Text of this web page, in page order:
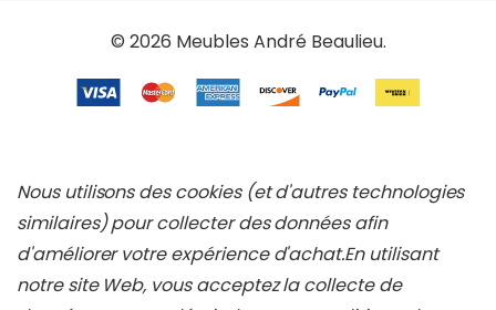
© 2026 Meubles André Beaulieu.
Nous utilisons des cookies (et d'autres technologies
similaires) pour collecter des données afin
d'améliorer votre expérience d'achat.En utilisant
notre site Web, vous acceptez la collecte de